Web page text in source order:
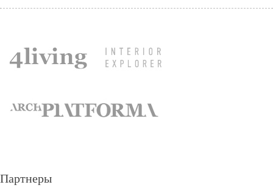
Партнеры